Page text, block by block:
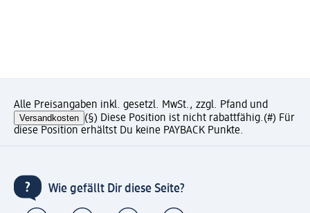
Alle Preisangaben inkl. gesetzl. MwSt., zzgl. Pfand und
Versandkosten (§) Diese Position ist nicht rabattfähig.(#) Für
diese Position erhältst Du keine PAYBACK Punkte.
Wie gefällt Dir diese Seite?